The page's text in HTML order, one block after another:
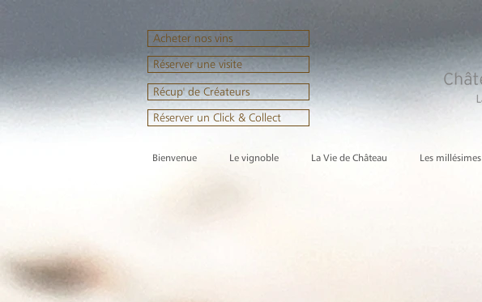
Acheter nos vins
Réserver une visite
Récup' de Créateurs
Réserver un Click & Collect
Bienvenue Le vignoble La Vie de Château Les millésimes